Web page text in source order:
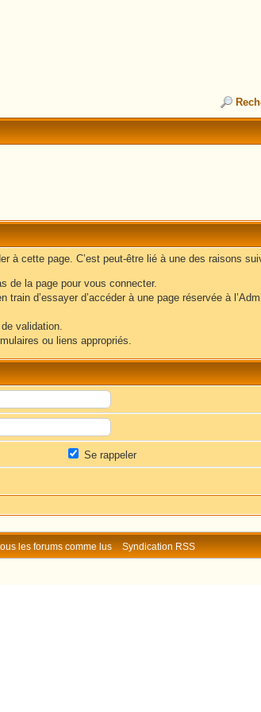
à cette page. C’est peut-être lié à une des raisons
de la page pour vous connecter.
d’essayer d’accéder à une page réservée à
validation.
ou liens appropriés.
Se rappeler
les forums comme lus Syndication RSS